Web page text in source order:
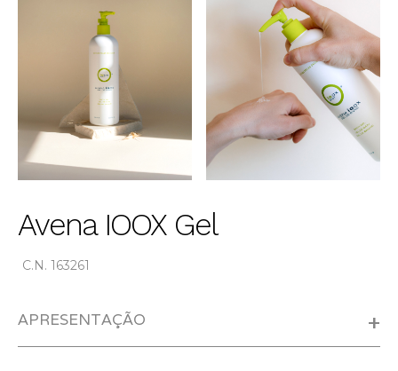
Avena IOOX Gel
C.N. 163261
APRESENTAÇÃO +